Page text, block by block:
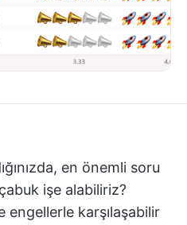
en önemli soru
işe alabiliriz?
engellerle karşılaşabilir